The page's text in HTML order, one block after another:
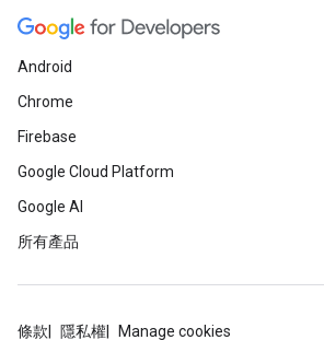
Android
Chrome
Firebase
Google Cloud Platform
Google AI
所有產品
條款 隱私權 Manage cookies